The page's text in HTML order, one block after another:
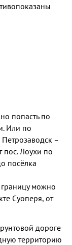
попасть по
Или по
–
пос. Лоухи по
посёлка
можно
Суоперя, от
дороге
территорию